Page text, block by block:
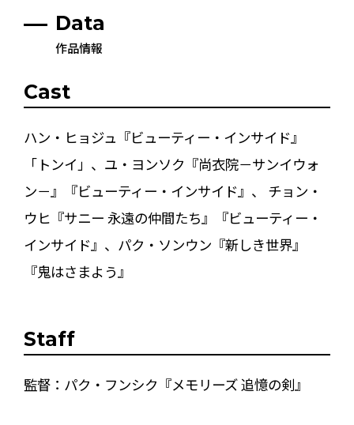
Data
作品情報
Cast
ハン・ヒョジュ『ビューティー・インサイド』
「トンイ」、ユ・ヨンソク『尚衣院－サンイウォ
ン－』『ビューティー・インサイド』、 チョン・
ウヒ『サニー 永遠の仲間たち』『ビューティー・
インサイド』、パク・ソンウン『新しき世界』
『鬼はさまよう』
Staff
監督：パク・フンシク『メモリーズ 追憶の剣』